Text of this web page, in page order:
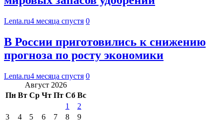
Lenta.ru4 месяца спустя 0
В России приготовились к снижению
прогноза по росту экономики
Lenta.ru4 месяца спустя 0
Август 2026
Пн Вт Ср Чт Пт Сб Вс
1
2
3
4 5 6 7 8
9